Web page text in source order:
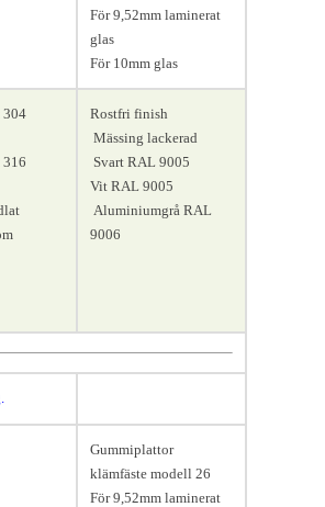
För 9,52mm laminerat
glas
För 10mm glas
304
Rostfri finish
Mässing lackerad
Svart RAL 9005
Vit RAL 9005
Aluminiumgrå RAL
9006
.
Gummiplattor
klämfäste modell 26
För 9,52mm laminerat